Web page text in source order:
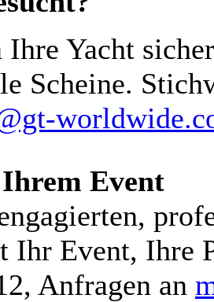
Yacht
Scheine.
Event
Ihr Event, Ihre
Anfragen an